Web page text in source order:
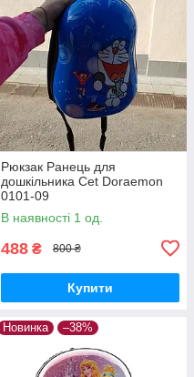
Рюкзак Ранець для
дошкільника Cet Doraemon
0101-09
В наявності 1 од.
488 ₴ 800 ₴
Купити
Новинка –38%